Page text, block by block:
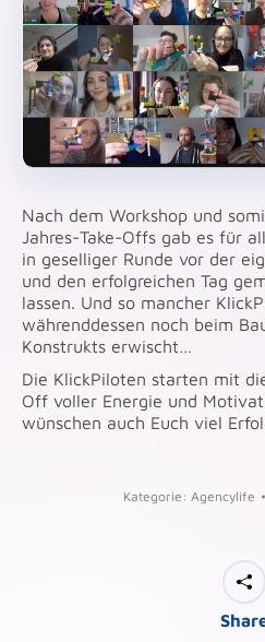
Nach dem Workshop und
Jahres-Take-Offs gab es für
in geselliger Runde vor der
und den erfolgreichen Tag
lassen. Und so mancher
währenddessen noch beim
Konstrukts erwischt…
Die KlickPiloten starten mit
Off voller Energie und
wünschen auch Euch viel
Kategorie: Agencylife